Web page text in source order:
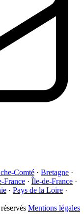
Comté · Bretagne ·
France · Île-de-France ·
· Pays de la Loire ·
Mentions légales